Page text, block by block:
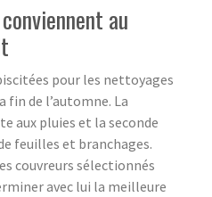
au
pour les nettoyages
de l’automne. La
aux pluies et la seconde
feuilles et branchages.
couvreurs sélectionnés
avec lui la meilleure